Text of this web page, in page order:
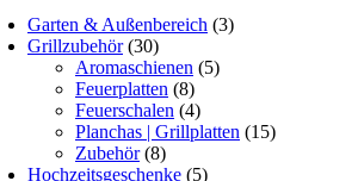
Garten & Außenbereich (3)
Grillzubehör (30)
Aromaschienen (5)
Feuerplatten (8)
Feuerschalen (4)
Planchas | Grillplatten (15)
Zubehör (8)
Hochzeitsgeschenke (5)